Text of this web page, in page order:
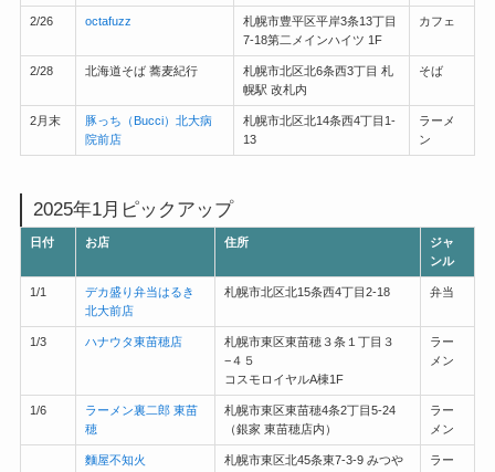
2/26 octafuzz
札幌市豊平区平岸3条13丁目
7-18第二メインハイツ 1F
カフェ
2/28 北海道そば 蕎麦紀行
札幌市北区北6条西3丁目 札
幌駅 改札内
そば
2月末
豚っち（Bucci）北大病
院前店
札幌市北区北14条西4丁目1-
13
ラーメ
ン
2025年1月ピックアップ
日付 お店 住所
ジャ
ンル
1/1
デカ盛り弁当はるき
北大前店
札幌市北区北15条西4丁目2-18 弁当
1/3 ハナウタ東苗穂店
札幌市東区東苗穂３条１丁目３
−４５
コスモロイヤルA棟1F
ラー
メン
1/6
ラーメン裏二郎 東苗
穂
札幌市東区東苗穂4条2丁目5-24
（銀家 東苗穂店内）
ラー
メン
麵屋不知火
札幌市東区北45条東7-3-9 みつや
ラー